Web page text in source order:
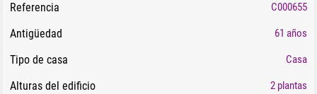
Referencia C000655
Antigüedad 61 años
Tipo de casa Casa
Alturas del edificio 2 plantas